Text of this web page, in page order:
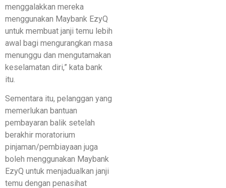
menggalakkan mereka
menggunakan Maybank EzyQ
untuk membuat janji temu lebih
awal bagi mengurangkan masa
menunggu dan mengutamakan
keselamatan diri,” kata bank
itu.
Sementara itu, pelanggan yang
memerlukan bantuan
pembayaran balik setelah
berakhir moratorium
pinjaman/pembiayaan juga
boleh menggunakan Maybank
EzyQ untuk menjadualkan janji
temu dengan penasihat